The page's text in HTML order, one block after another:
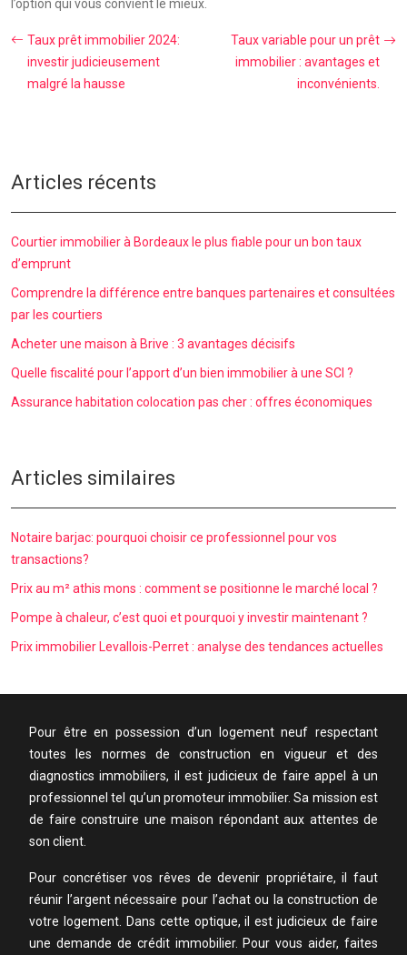
l’option qui vous convient le mieux.
Taux prêt immobilier 2024:
investir judicieusement
malgré la hausse
Taux variable pour un prêt
immobilier : avantages et
inconvénients.
Articles récents
Courtier immobilier à Bordeaux le plus fiable pour un bon taux
d’emprunt
Comprendre la différence entre banques partenaires et consultées
par les courtiers
Acheter une maison à Brive : 3 avantages décisifs
Quelle fiscalité pour l’apport d’un bien immobilier à une SCI ?
Assurance habitation colocation pas cher : offres économiques
Articles similaires
Notaire barjac: pourquoi choisir ce professionnel pour vos
transactions?
Prix au m² athis mons : comment se positionne le marché local ?
Pompe à chaleur, c’est quoi et pourquoi y investir maintenant ?
Prix immobilier Levallois-Perret : analyse des tendances actuelles
Pour être en possession d’un logement neuf respectant
toutes les normes de construction en vigueur et des
diagnostics immobiliers, il est judicieux de faire appel à un
professionnel tel qu’un promoteur immobilier. Sa mission est
de faire construire une maison répondant aux attentes de
son client.
Pour concrétiser vos rêves de devenir propriétaire, il faut
réunir l’argent nécessaire pour l’achat ou la construction de
votre logement. Dans cette optique, il est judicieux de faire
une demande de crédit immobilier. Pour vous aider, faites